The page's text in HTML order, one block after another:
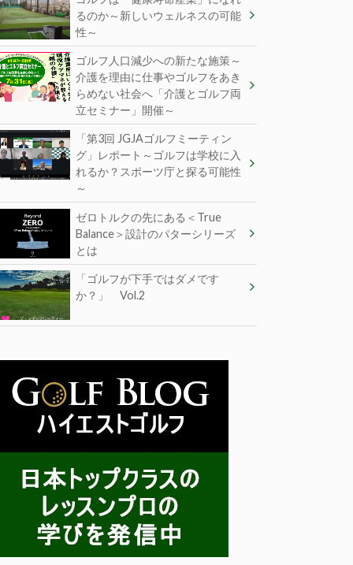
るのか～新しいウェルネスの可能
性～
ゴルフ人口減少への新たな施策～
介護を理由に仕事やゴルフをあき
らめない社会へ「介護とゴルフ両
立セミナー」開催～
「第3回 JGJAゴルフミーティン
グ」レポート～ゴルフは学校に入
れるか？スポーツ庁と探る可能性
～
ゼロトルクの先にある＜True
Balance＞設計のパターシリーズ
とは
「ゴルフが下手ではダメです
か？」 Vol.2